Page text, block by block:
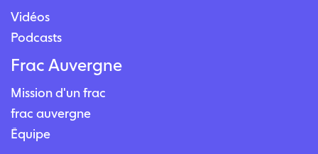
Vidéos
Podcasts
Frac Auvergne
Mission d'un frac
frac auvergne
Équipe